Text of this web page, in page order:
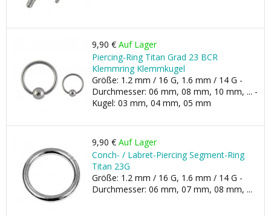
9,90 € Auf Lager
Piercing-Ring Titan Grad 23 BCR
Klemmring Klemmkugel
Größe: 1.2 mm / 16 G, 1.6 mm / 14 G -
Durchmesser: 06 mm, 08 mm, 10 mm, ... -
Kugel: 03 mm, 04 mm, 05 mm
9,90 € Auf Lager
Conch- / Labret-Piercing Segment-Ring
Titan 23G
Größe: 1.2 mm / 16 G, 1.6 mm / 14 G -
Durchmesser: 06 mm, 07 mm, 08 mm, ...